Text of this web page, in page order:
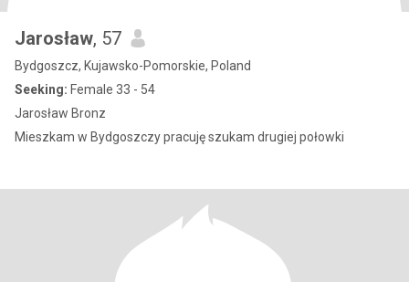
Jarosław, 57
Bydgoszcz, Kujawsko-Pomorskie, Poland
Seeking: Female 33 - 54
Jarosław Bronz
Mieszkam w Bydgoszczy pracuję szukam drugiej połowki